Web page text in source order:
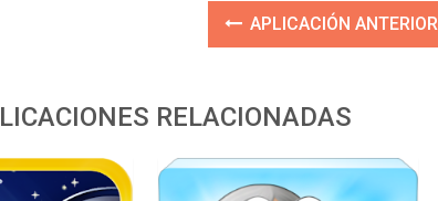
APLICACIÓN ANTERIOR
RELACIONADAS